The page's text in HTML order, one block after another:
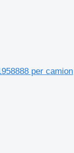
per camion